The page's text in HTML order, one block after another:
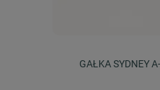
GAŁKA SYDNEY